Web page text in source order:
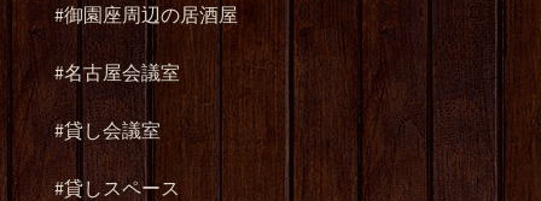
#御園座周辺の居酒屋
#名古屋会議室
#貸し会議室
#貸しスペース